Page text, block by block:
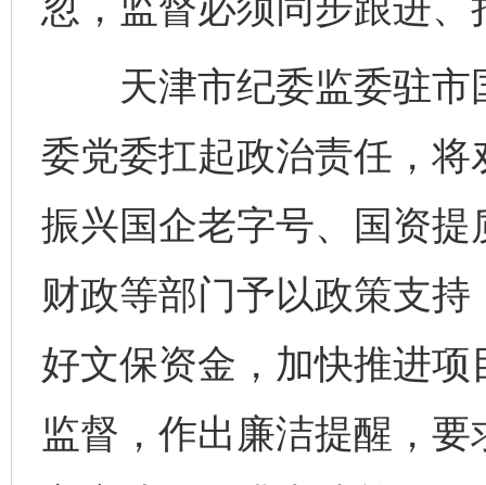
天津市纪委监委驻市
委党委扛起政治责任，
振兴国企老字号、国资
财政等部门予以政策支
好文保资金，加快推进
监督，作出廉洁提醒，